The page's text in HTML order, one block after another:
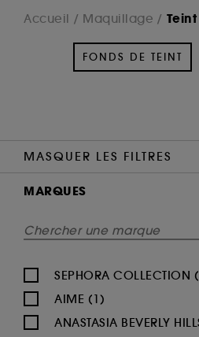
Accueil Maquillage Teint
FONDS DE TEINT
MASQUER LES FILTRES
MARQUES
SEPHORA COLLECTION
AIME (1)
ANASTASIA BEVERLY